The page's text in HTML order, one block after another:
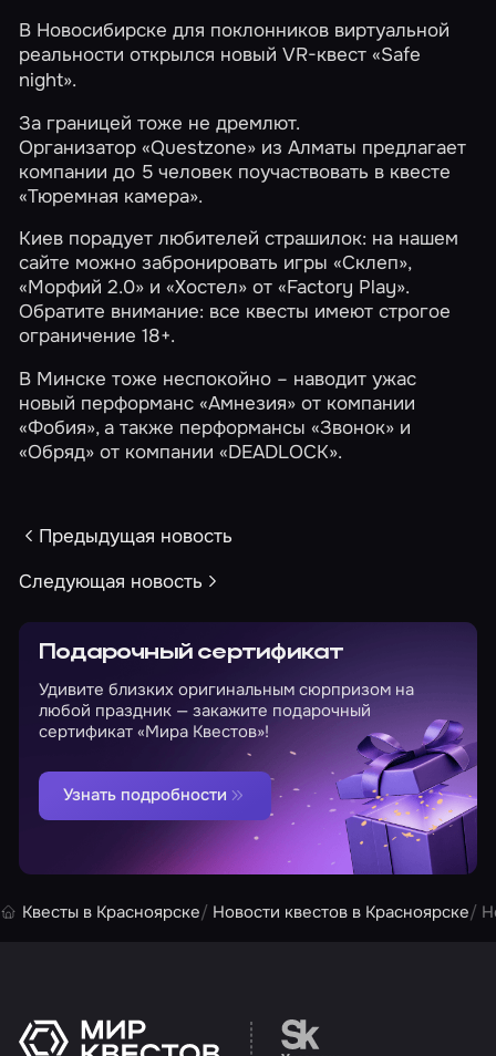
В Новосибирске для поклонников виртуальной
реальности открылся новый VR-квест«Safe
night».
За границей тоже не дремлют.
Организатор«Questzone» из Алматы предлагает
компании до 5 человек поучаствовать в квесте
«Тюремная камера».
Киев порадует любителей страшилок: на нашем
сайте можно забронировать игры«Склеп»,
«Морфий 2.0» и«Хостел» от«Factory Play».
Обратите внимание: все квесты имеют строгое
ограничение 18+.
В Минске тоже неспокойно – наводит ужас
новый перформанс«Амнезия» от компании
«Фобия», а также перформансы«Звонок» и
«Обряд» от компании«DEADLOCK».
Предыдущая новость
Следующая новость
Подарочный сертификат
Удивите близких оригинальным сюрпризом на
любой праздник — закажите подарочный
сертификат «Мира Квестов»!
Узнать подробности
Квесты в Красноярске Новости квестов в Красноярске
Перейти на сайт